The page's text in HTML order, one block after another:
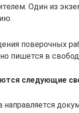
Один из
поверочных
пишется в
следующие
направляется